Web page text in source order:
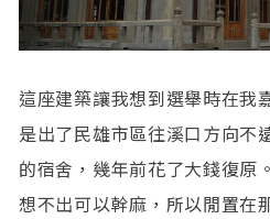
這座建築讓我想到選舉時在我
是出了民雄市區往溪口方向不
的宿舍，幾年前花了大錢復原
想不出可以幹麻，所以閒置在